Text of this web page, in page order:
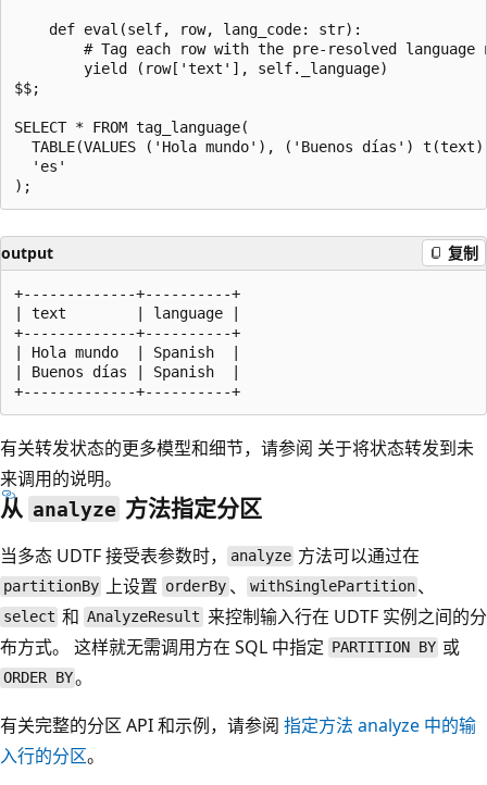
    def eval(self, row, lang_code: str):
# Tag each row with the pre-resolved language
        yield (row['text'], self._language)
$$;
SELECT * FROM tag_language(
TABLE(VALUES ('Hola mundo'), ('Buenos días')
  'es'
output 复制
+-------------+----------+
| text        | language |
+-------------+----------+
| Hola mundo  | Spanish  |
| Buenos días | Spanish  |
有关转发状态的更多模型和细节，请参阅 关于将状态转发到未
来调用的说明。
从 analyze 方法指定分区
当多态 UDTF 接受表参数时， analyze 方法可以通过在
partitionBy 上设置 orderBy 、 withSinglePartition 、
select 和 AnalyzeResult 来控制输入行在 UDTF 实例之间的分
布方式。 这样就无需调用方在 SQL 中指定 PARTITION BY 或
ORDER BY。
有关完整的分区 API 和示例，请参阅 指定方法 analyze 中的输
入行的分区。